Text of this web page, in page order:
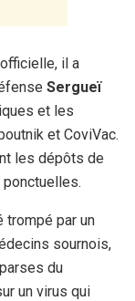
il a
Sergueï
et les
et CoviVac.
les dépôts de
trompé par un
sournois,
du
un virus qui